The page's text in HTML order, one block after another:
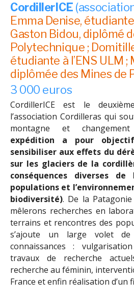
CordillerICE
Emma Denise,
Gaston Bidou, diplômé
Polytechnique ;
étudiante à l’ENS ULM ;
diplômée des Mines de
3 000 euros
CordillerICE est le
l’association Cordilleras qui
montagne et
expédition a pour
sensibiliser aux effets du
sur les glaciers de la
conséquences diverses
populations et
biodiversité). De la
mêlerons recherches en
terrains et rencontres des
s’ajoute un large volet de
connaissances :
travaux de recherche
recherche au féminin,
France et enfin réalisation d’un